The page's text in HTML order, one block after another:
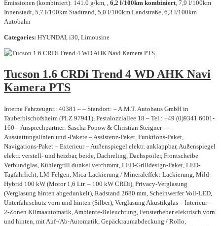
Emissionen (kombiniert): 141.0 g/km, , 6,2 l/100km kombiniert , 7,9 l/100km
Innenstadt, 5,7 l/100km Stadtrand, 5,0 l/100km Landstraße, 6,3 l/100km
Autobahn
Categories: HYUNDAI, i30, Limousine
Tucson 1.6 CRDi Trend 4 WD AHK Navi
Kamera PTS
Interne Fahrzeugnr.: 40381 – – Standort: – A.M.T. Autohaus GmbH in
Tauberbischofsheim (PLZ 97941), Pestalozziallee 18 – Tel.: +49 (0)9341 6001-
160 – Ansprechpartner: Sascha Popow & Christian Steigner – –
Ausstattungslinien und -Pakete – Assistenz-Paket, Funktions-Paket,
Navigations-Paket – Exterieur – Außenspiegel elektr. anklappbar, Außenspiegel
elektr. verstell- und heizbar, beide, Dachreling, Dachspoiler, Frontscheibe
Verbundglas, Kühlergrill dunkel verchromt, LED-Grilldesign-Paket, LED-
Tagfahrlicht, LM-Felgen, Mica-Lackierung / Mineraleffekt-Lackierung, Mild-
Hybrid 100 kW (Motor 1,6 Ltr. – 100 kW CRDi), Privacy-Verglasung
(Verglasung hinten abgedunkelt), Radstand 2680 mm, Scheinwerfer Voll-LED,
Unterfahrschutz vorn und hinten (Silber), Verglasung Akustikglas – Interieur –
2-Zonen Klimaautomatik, Ambiente-Beleuchtung, Fensterheber elektrisch vorn
und hinten, mit Auf-/Ab-Automatik, Gepäckraumabdeckung / Rollo,